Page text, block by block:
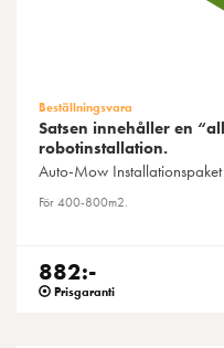
Beställningsvara
Satsen innehåller en
robotinstallation.
Auto-Mow
För 400-800m2.
882:-
Prisgaranti